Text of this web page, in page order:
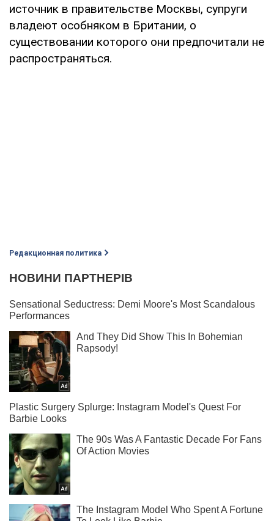
источник в правительстве Москвы, супруги
владеют особняком в Британии, о
существовании которого они предпочитали не
распространяться.
Редакционная политика